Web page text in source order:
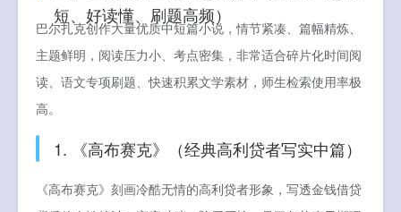
短、好读懂、刷题高频）
巴尔扎克创作大量优质中短篇小说，情节紧凑、篇幅精炼、
主题鲜明，阅读压力小、考点密集，非常适合碎片化时间阅
读、语文专项刷题、快速积累文学素材，师生检索使用率极
高。
1. 《高布赛克》（经典高利贷者写实中篇）
《高布赛克》刻画冷酷无情的高利贷者形象，写透金钱借贷